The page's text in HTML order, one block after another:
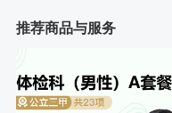
推荐商品与服务